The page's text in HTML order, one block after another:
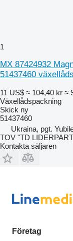
1
MX 87424932
51437460
11 US$ ≈ 104,40 kr ≈
Växellådspackning
Skick ny
51437460
Ukraina, pgt.
TOV "TD
Kontakta säljaren
Företag